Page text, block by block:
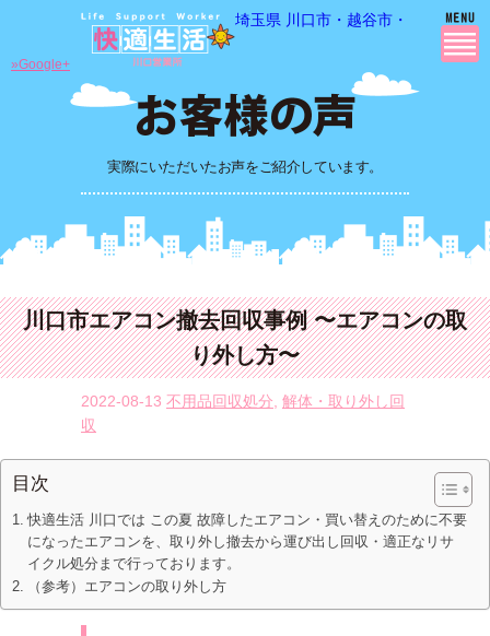
埼玉県 川口市・越谷市・さいたま
実際にいただいたお声をご紹介しています。
»Google+
川口市エアコン撤去回収事例 〜エアコンの取
り外し方〜
2022-08-13 不用品回収処分 解体・取り外し回
収
目次
快適生活 川口では この夏 故障したエアコン・買い替えのために不要
になったエアコンを、取り外し撤去から運び出し回収・適正なリサ
イクル処分まで行っております。
（参考）エアコンの取り外し方